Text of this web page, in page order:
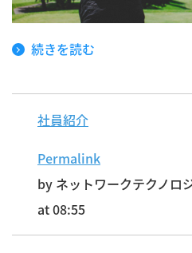
続きを読む
社員紹介
Permalink
by ネットワークテクノロ
at 08:55